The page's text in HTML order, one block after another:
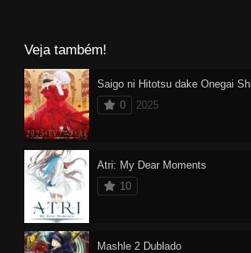
Veja também!
0
2025
Atri: My Dear Moments
10
Mashle 2 Dublado